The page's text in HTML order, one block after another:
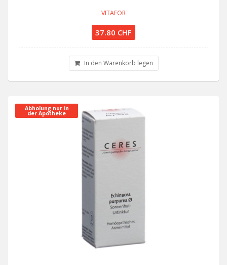
VITAFOR
37.80 CHF
In den Warenkorb legen
Abholung nur in
der Apotheke